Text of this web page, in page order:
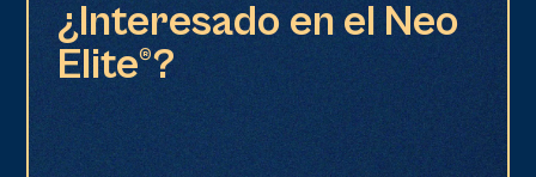
¿Interesado en el Neo
Elite®?